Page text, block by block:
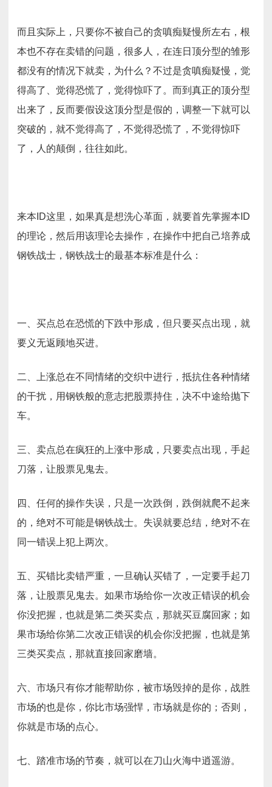
而且实际上，只要你不被自己的贪嗔痴疑慢所左右，根
本也不存在卖错的问题，很多人，在连日顶分型的雏形
都没有的情况下就卖，为什么？不过是贪嗔痴疑慢，觉
得高了、觉得恐慌了，觉得惊吓了。而到真正的顶分型
出来了，反而要假设这顶分型是假的，调整一下就可以
突破的，就不觉得高了，不觉得恐慌了，不觉得惊吓
了，人的颠倒，往往如此。
来本ID这里，如果真是想洗心革面，就要首先掌握本ID
的理论，然后用该理论去操作，在操作中把自己培养成
钢铁战士，钢铁战士的最基本标准是什么：
一、买点总在恐慌的下跌中形成，但只要买点出现，就
要义无返顾地买进。
二、上涨总在不同情绪的交织中进行，抵抗住各种情绪
的干扰，用钢铁般的意志把股票持住，决不中途给抛下
车。
三、卖点总在疯狂的上涨中形成，只要卖点出现，手起
刀落，让股票见鬼去。
四、任何的操作失误，只是一次跌倒，跌倒就爬不起来
的，绝对不可能是钢铁战士。失误就要总结，绝对不在
同一错误上犯上两次。
五、买错比卖错严重，一旦确认买错了，一定要手起刀
落，让股票见鬼去。如果市场给你一次改正错误的机会
你没把握，也就是第二类买卖点，那就买豆腐回家；如
果市场给你第二次改正错误的机会你没把握，也就是第
三类买卖点，那就直接回家磨墙。
六、市场只有你才能帮助你，被市场毁掉的是你，战胜
市场的也是你，你比市场强悍，市场就是你的；否则，
你就是市场的点心。
七、踏准市场的节奏，就可以在刀山火海中逍遥游。